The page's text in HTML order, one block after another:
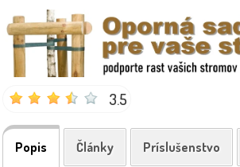
3.5
Popis Články Príslušenstvo